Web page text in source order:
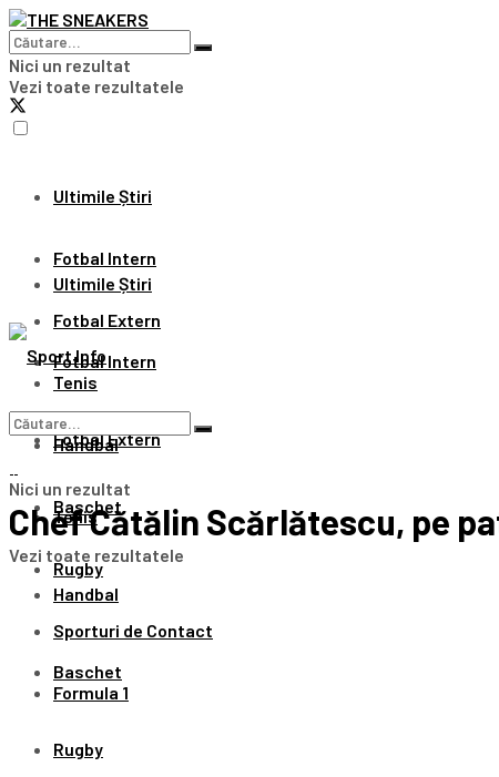
Nici un rezultat
Vezi toate rezultatele
Ultimile Știri
Fotbal Intern
Fotbal Extern
Tenis
Handbal
Baschet
Rugby
Sporturi de Contact
Formula 1
Ultimile Știri
Fotbal Intern
Fotbal Extern
Tenis
Handbal
Baschet
Rugby
Nici un rezultat
Vezi toate rezultatele
Chef Cătălin Scărlătescu, pe